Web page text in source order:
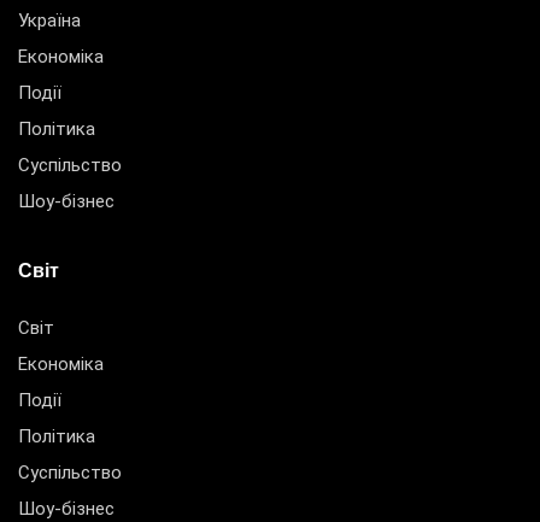
Україна
Економіка
Події
Політика
Суспільство
Шоу-бізнес
Світ
Світ
Економіка
Події
Політика
Суспільство
Шоу-бізнес